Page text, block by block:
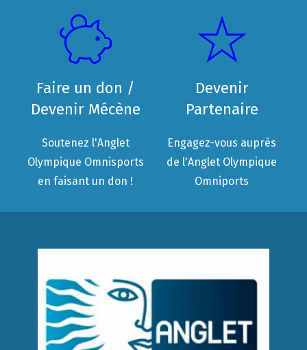
Faire un don /
Devenir Mécène
Soutenez l'Anglet
Olympique Omnisports
en faisant un don !
Devenir
Partenaire
Engagez-vous auprès
de l'Anglet Olympique
Omniports